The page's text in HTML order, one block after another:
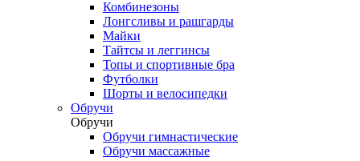
Комбинезоны
Лонгсливы и рашгарды
Майки
Тайтсы и леггинсы
Топы и спортивные бра
Футболки
Шорты и велосипедки
Обручи
Обручи
Обручи гимнастические
Обручи массажные